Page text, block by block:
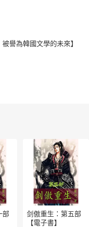
譽為韓國文學的未來】
部
剑傲重生：第五部
【電子書】